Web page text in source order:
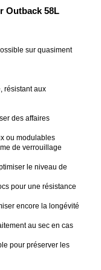
Outback 58L
sur quasiment
résistant aux
des affaires
ou modulables
de verrouillage
le niveau de
pour une résistance
encore la longévité
au sec en cas
pour préserver les